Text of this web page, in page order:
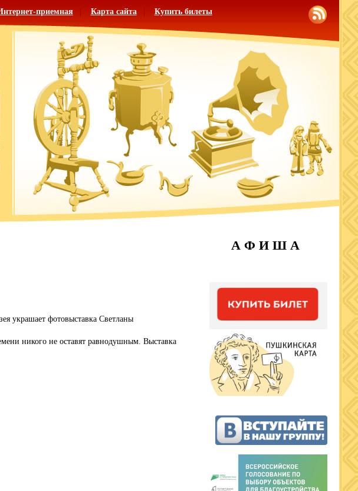
приемная Карта сайта Купить билеты
украшает фотовыставка Светланы
никого не оставят равнодушным. Выставка
А Ф И Ш А